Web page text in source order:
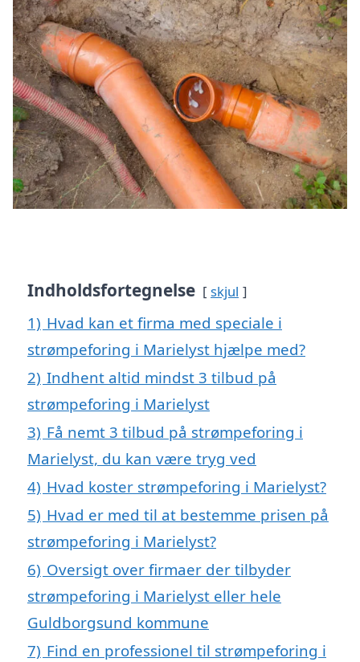
Indholdsfortegnelse skjul
1) Hvad kan et firma med speciale i
strømpeforing i Marielyst hjælpe med?
2) Indhent altid mindst 3 tilbud på
strømpeforing i Marielyst
3) Få nemt 3 tilbud på strømpeforing i
Marielyst, du kan være tryg ved
4) Hvad koster strømpeforing i Marielyst?
5) Hvad er med til at bestemme prisen på
strømpeforing i Marielyst?
6) Oversigt over firmaer der tilbyder
strømpeforing i Marielyst eller hele
Guldborgsund kommune
7) Find en professionel til strømpeforing i